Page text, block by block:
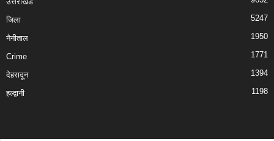
जिला 5247
नैनीताल 1950
Crime 1771
देहरादून 1394
हल्द्वानी 1198